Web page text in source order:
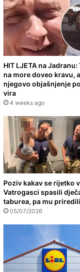
HIT LJETA na
na more doveo kravu, a
njegovo objašnjenje
vira
4 weeks ago
Poziv kakav se rijetko
Vatrogasci spasili
taburea, pa mu
05/07/2026